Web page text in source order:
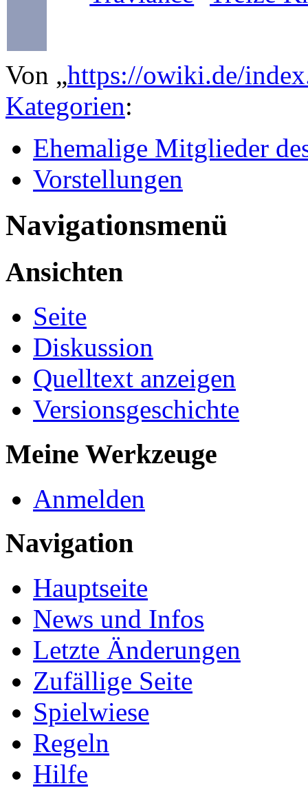
Von „https://owiki.de/
Kategorien:
Ehemalige Mitglieder
Vorstellungen
Navigationsmenü
Ansichten
Seite
Diskussion
Quelltext anzeigen
Versionsgeschichte
Meine Werkzeuge
Anmelden
Navigation
Hauptseite
News und Infos
Letzte Änderungen
Zufällige Seite
Spielwiese
Regeln
Hilfe